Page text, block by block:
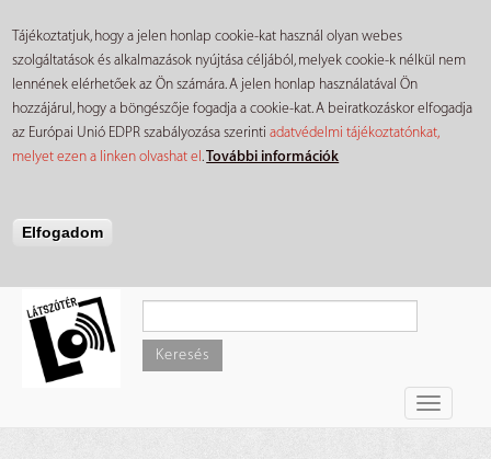
Tájékoztatjuk, hogy a jelen honlap cookie-kat használ olyan webes
szolgáltatások és alkalmazások nyújtása céljából, melyek cookie-k nélkül nem
lennének elérhetőek az Ön számára. A jelen honlap használatával Ön
hozzájárul, hogy a böngészője fogadja a cookie-kat. A beiratkozáskor elfogadja
az Európai Unió EDPR szabályozása szerintiadatvédelmi tájékoztatónkat,
melyet ezen a linken olvashat el.További információk
Elfogadom
tartalomra
Keresés
Toggle